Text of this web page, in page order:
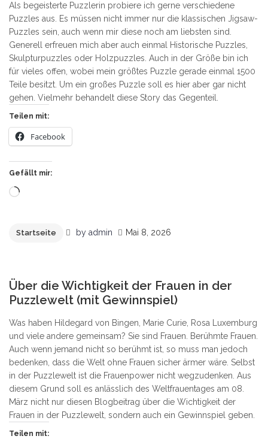
Als begeisterte Puzzlerin probiere ich gerne verschiedene
Puzzles aus. Es müssen nicht immer nur die klassischen Jigsaw-
Puzzles sein, auch wenn mir diese noch am liebsten sind.
Generell erfreuen mich aber auch einmal Historische Puzzles,
Skulpturpuzzles oder Holzpuzzles. Auch in der Größe bin ich
für vieles offen, wobei mein größtes Puzzle gerade einmal 1500
Teile besitzt. Um ein großes Puzzle soll es hier aber gar nicht
gehen. Vielmehr behandelt diese Story das Gegenteil.
Teilen mit:
Facebook
Gefällt mir:
Wird
Startseite by admin Mai 8, 2026
Über die Wichtigkeit der Frauen in der
Puzzlewelt (mit Gewinnspiel)
Was haben Hildegard von Bingen, Marie Curie, Rosa Luxemburg
und viele andere gemeinsam? Sie sind Frauen. Berühmte Frauen.
Auch wenn jemand nicht so berühmt ist, so muss man jedoch
bedenken, dass die Welt ohne Frauen sicher ärmer wäre. Selbst
in der Puzzlewelt ist die Frauenpower nicht wegzudenken. Aus
diesem Grund soll es anlässlich des Weltfrauentages am 08.
März nicht nur diesen Blogbeitrag über die Wichtigkeit der
Frauen in der Puzzlewelt, sondern auch ein Gewinnspiel geben.
Teilen mit: